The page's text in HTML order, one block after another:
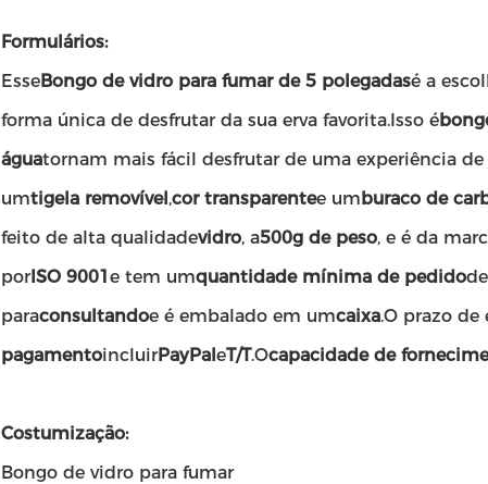
Formulários:
EsseBongo de vidro para fumar de 5 polegadasé a
forma única de desfrutar da sua erva favorita.Isso é
águatornam mais fácil desfrutar de uma experiência de
umtigela removível,cor transparentee umburaco de
feito de alta qualidadevidro, a500g de peso, e é da
porISO 9001e tem umquantidade mínima de pedido
paraconsultandoe é embalado em umcaixa.O prazo de
pagamentoincluirPayPaleT/T.Ocapacidade de
Costumização:
Bongo de vidro para fumar